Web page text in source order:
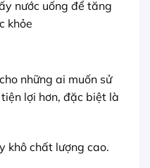
nước uống để tăng
khỏe
những ai muốn sử
lợi hơn, đặc biệt là
khô chất lượng cao.